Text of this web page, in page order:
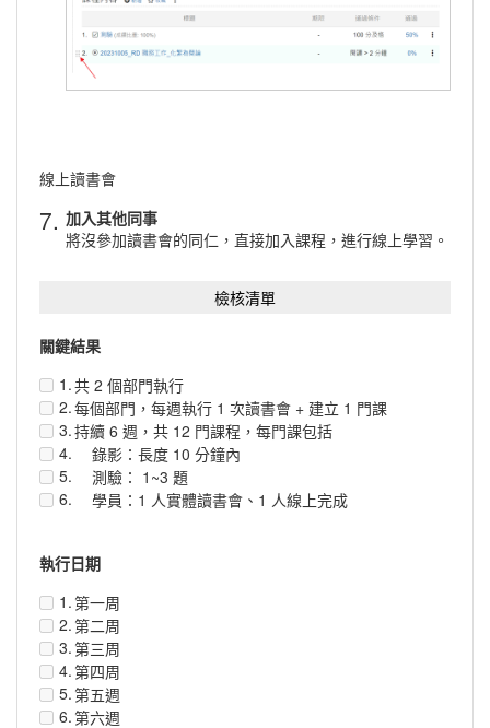
線上讀書會
7. 加入其他同事
將沒參加讀書會的同仁，直接加入課程，進行線上學習。
檢核清單
1.
2.
3.
4.
5.
6.
1.
2.
3.
4.
5.
6.